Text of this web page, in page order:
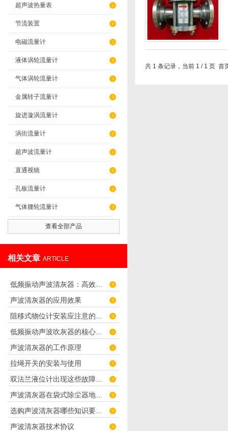
超声波热量表
节流装置
电磁流量计
液体涡轮流量计
气体涡轮流量计
金属转子流量计
旋进漩涡流量计
涡街流量计
超声波流量计
直通视镜
孔板流量计
气体腰轮流量计
查看全部产品
相关文章 ARTICLE
声波清灰器的应用效果
声波清灰器的工作原理
拉绳开关的安装与使用
声波清灰器技术协议
共 1 条记录，当前 1 / 1 页